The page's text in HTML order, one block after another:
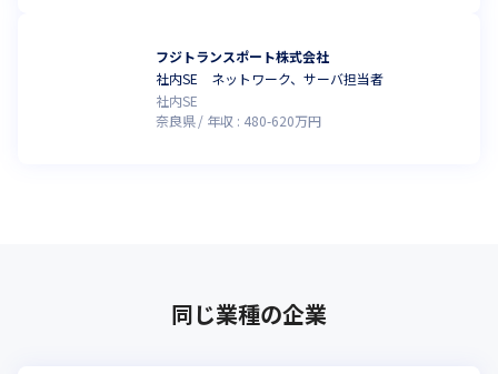
フジトランスポート株式会社
社内SE ネットワーク、サーバ担当者
社内SE
奈良県
年収 : 480-620万円
同じ業種の企業